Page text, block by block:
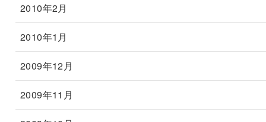
2010年2月
2010年1月
2009年12月
2009年11月